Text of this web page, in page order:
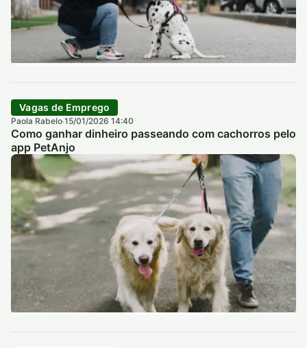
Vagas de Emprego
Paola Rabelo·15/01/2026 14:40
Como ganhar dinheiro passeando com cachorros pelo
app PetAnjo